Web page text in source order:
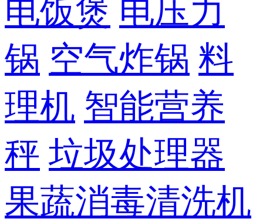
电饭煲 电压力
锅 空气炸锅 料
理机 智能营养
秤 垃圾处理器
果蔬消毒清洗机